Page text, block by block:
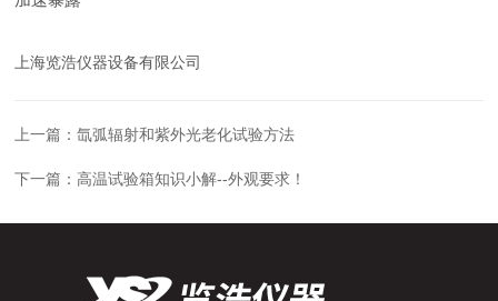
上海览浩仪器设备有限公司
上一篇：氙弧辐射和紫外光老化试验方法
下一篇：高温试验箱知识小解--外观要求！